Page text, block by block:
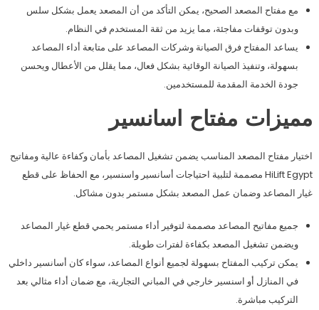
مع مفتاح المصعد الصحيح، يمكن التأكد من أن المصعد يعمل بشكل سلس
وبدون توقفات مفاجئة، مما يزيد من ثقة المستخدم في النظام.
يساعد المفتاح فرق الصيانة وشركات المصاعد على متابعة أداء المصاعد
بسهولة، وتنفيذ الصيانة الوقائية بشكل فعال، مما يقلل من الأعطال ويحسن
جودة الخدمة المقدمة للمستخدمين.
مميزات مفتاح اسانسير
اختيار مفتاح المصعد المناسب يضمن تشغيل المصاعد بأمان وكفاءة عالية ومفاتيح
HiLift Egypt مصممة لتلبية احتياجات أسانسير واسنسير، مع الحفاظ على قطع
غيار المصاعد وضمان عمل المصعد بشكل مستمر بدون مشاكل.
جميع مفاتيح المصاعد مصممة لتوفير أداء مستمر يحمي قطع غيار المصاعد
ويضمن تشغيل المصعد بكفاءة لفترات طويلة.
يمكن تركيب المفتاح بسهولة لجميع أنواع المصاعد، سواء كان أسانسير داخلي
في المنازل أو اسنسير خارجي في المباني التجارية، مع ضمان أداء مثالي بعد
التركيب مباشرة.